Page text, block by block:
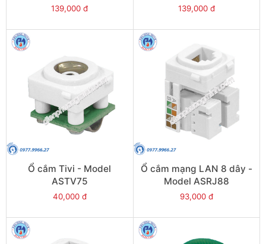
139,000 đ 139,000 đ
Ổ cắm Tivi - Model
ASTV75
40,000 đ
Ổ cắm mạng LAN 8 dây -
Model ASRJ88
93,000 đ